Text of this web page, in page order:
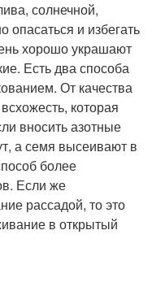
солнечной,
опасаться и избегать
хорошо украшают
Есть два способа
От качества
которая
вносить азотные
а семя высеивают в
более
Если же
рассадой, то это
в открытый